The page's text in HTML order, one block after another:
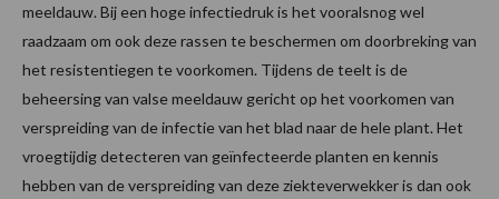
meeldauw. Bij een hoge infectiedruk is het vooralsnog wel
raadzaam om ook deze rassen te beschermen om doorbreking van
het resistentiegen te voorkomen. Tijdens de teelt is de
beheersing van valse meeldauw gericht op het voorkomen van
verspreiding van de infectie van het blad naar de hele plant. Het
vroegtijdig detecteren van geïnfecteerde planten en kennis
hebben van de verspreiding van deze ziekteverwekker is dan ook